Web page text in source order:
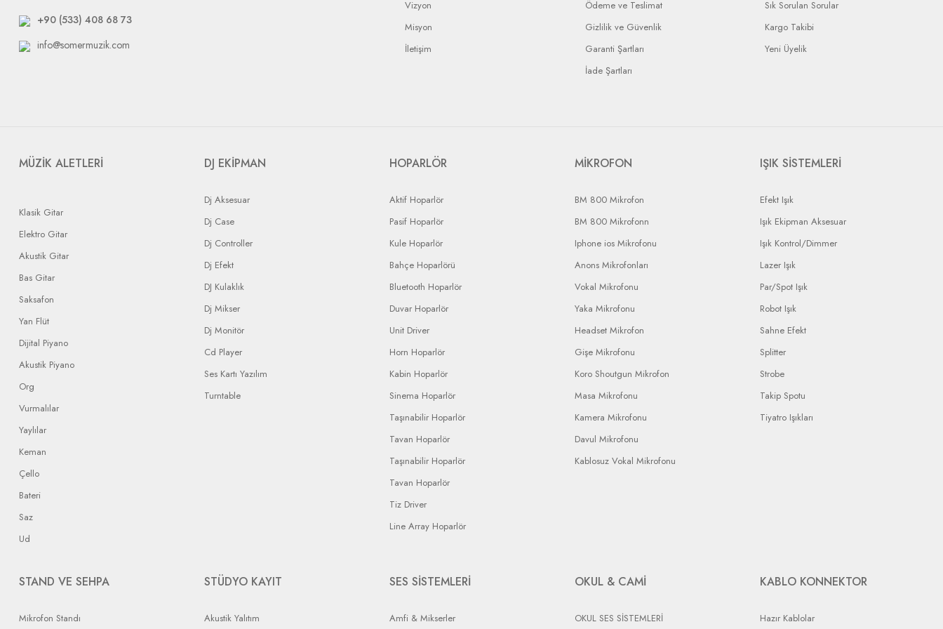
+90 (533) 408 68 73
info@somermuzik.com
Vizyon
Misyon
İletişim
Ödeme ve Teslimat
Gizlilik ve Güvenlik
Garanti Şartları
İade Şartları
Sık Sorulan Sorular
Kargo Takibi
Yeni Üyelik
MÜZİK ALETLERİ
Klasik Gitar
Elektro Gitar
Akustik Gitar
Bas Gitar
Saksafon
Yan Flüt
Dijital Piyano
Akustik Piyano
Org
Vurmalılar
Yaylılar
Keman
Çello
Bateri
Saz
Ud
DJ EKİPMAN
Dj Aksesuar
Dj Case
Dj Controller
Dj Efekt
DJ Kulaklık
Dj Mikser
Dj Monitör
Cd Player
Ses Kartı Yazılım
Turntable
HOPARLÖR
Aktif Hoparlör
Pasif Hoparlör
Kule Hoparlör
Bahçe Hoparlörü
Bluetooth Hoparlör
Duvar Hoparlör
Unit Driver
Horn Hoparlör
Kabin Hoparlör
Sinema Hoparlör
Taşınabilir Hoparlör
Tavan Hoparlör
Taşınabilir Hoparlör
Tavan Hoparlör
Tiz Driver
Line Array Hoparlör
MİKROFON
BM 800 Mikrofon
BM 800 Mikrofonn
Iphone ios Mikrofonu
Anons Mikrofonları
Vokal Mikrofonu
Yaka Mikrofonu
Headset Mikrofon
Gişe Mikrofonu
Koro Shoutgun Mikrofon
Masa Mikrofonu
Kamera Mikrofonu
Davul Mikrofonu
Kablosuz Vokal Mikrofonu
IŞIK SİSTEMLERİ
Efekt Işık
Işık Ekipman Aksesuar
Işık Kontrol/Dimmer
Lazer Işık
Par/Spot Işık
Robot Işık
Sahne Efekt
Splitter
Strobe
Takip Spotu
Tiyatro Işıkları
STAND VE SEHPA
Mikrofon Standı
STÜDYO KAYIT
Akustik Yalıtım
SES SİSTEMLERİ
Amfi & Mikserler
OKUL & CAMİ
OKUL SES SİSTEMLERİ
KABLO KONNEKTOR
Hazır Kablolar